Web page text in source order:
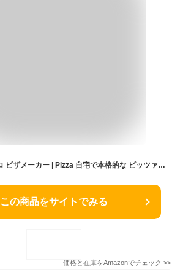
applife マエストロ ピザメーカー | Pizza 自宅で本格的な ピッツァ が作れる 12インチ イタリアン マルゲリータ クアットロ・フォルマッジ ナポリピッツァ パンケーキ 餃子 お好み焼き いろんな調理可能 家庭用 レッド
この商品をサイトでみる
価格と在庫をAmazonでチェック >>